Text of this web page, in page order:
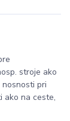
stroje ako
pri
ako na ceste,